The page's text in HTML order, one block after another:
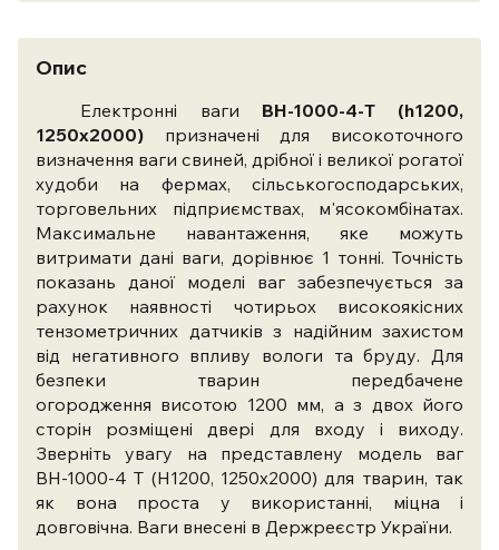
Опис
Електронні ваги ВН-1000-4-Т (h1200,
1250x2000) призначені для високоточного
визначення ваги свиней, дрібної і великої рогатої
худоби на фермах, сільськогосподарських,
торговельних підприємствах, м'ясокомбінатах.
Максимальне навантаження, яке можуть
витримати дані ваги, дорівнює 1 тонні. Точність
показань даної моделі ваг забезпечується за
рахунок наявності чотирьох високоякісних
тензометричних датчиків з надійним захистом
від негативного впливу вологи та бруду. Для
безпеки тварин передбачене
огородження висотою 1200 мм, а з двох його
сторін розміщені двері для входу і виходу.
Зверніть увагу на представлену модель ваг
ВН-1000-4 Т (Н1200, 1250x2000) для тварин, так
як вона проста у використанні, міцна і
довговічна. Ваги внесені в Держреєстр України.